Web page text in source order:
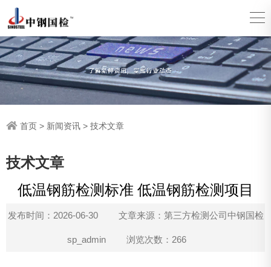
首页 > 新闻资讯 > 技术文章
技术文章
低温钢筋检测标准 低温钢筋检测项目
发布时间：2026-06-30 文章来源：第三方检测公司中钢国检
sp_admin 浏览次数：266